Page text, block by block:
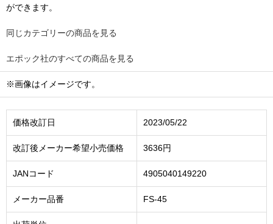
ができます。
同じカテゴリーの商品を見る
エポック社のすべての商品を見る
※画像はイメージです。
価格改訂日 2023/05/22
改訂後メーカー希望小売価格 3636円
JANコード 4905040149220
メーカー品番 FS-45